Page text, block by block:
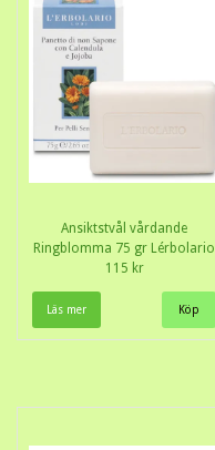
Ansiktstvål vårdande
Ringblomma 75 gr Lérbolario
115 kr
Läs mer